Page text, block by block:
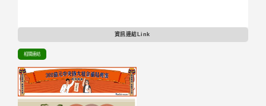
資訊連結Link
相關連結